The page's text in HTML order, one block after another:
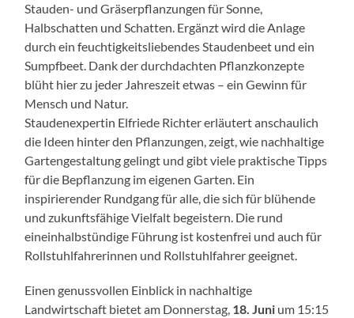
Stauden- und Gräserpflanzungen für Sonne,
Halbschatten und Schatten. Ergänzt wird die Anlage
durch ein feuchtigkeitsliebendes Staudenbeet und ein
Sumpfbeet. Dank der durchdachten Pflanzkonzepte
blüht hier zu jeder Jahreszeit etwas – ein Gewinn für
Mensch und Natur.
Staudenexpertin Elfriede Richter erläutert anschaulich
die Ideen hinter den Pflanzungen, zeigt, wie nachhaltige
Gartengestaltung gelingt und gibt viele praktische Tipps
für die Bepflanzung im eigenen Garten. Ein
inspirierender Rundgang für alle, die sich für blühende
und zukunftsfähige Vielfalt begeistern. Die rund
eineinhalbstündige Führung ist kostenfrei und auch für
Rollstuhlfahrerinnen und Rollstuhlfahrer geeignet.
Einen genussvollen Einblick in nachhaltige
Landwirtschaft bietet am Donnerstag, 18. Juni um 15:15